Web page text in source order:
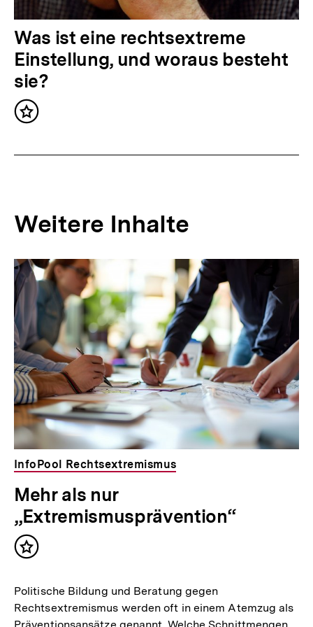
t
:
N
ä
c
h
s
I
n
h
a
l
t
:
Was ist eine rechtsextreme
Einstellung, und woraus besteht
sie?
Inhalt
Weitere Inhalte
Inhaltskarousell
für
weitere
Inhalte
Inhaltskarussell
überspringen
InfoPool Rechtsextremismus
Mehr als nur
„Extremismusprävention“
Inhalt
Politische Bildung und Beratung gegen
Rechtsextremismus werden oft in einem Atemzug als
Zum